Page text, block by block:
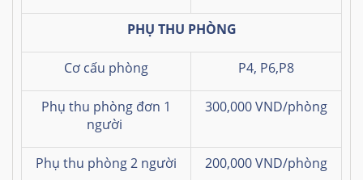
PHỤ THU PHÒNG
Cơ cấu phòng P4, P6,P8
Phụ thu phòng đơn 1
người
300,000 VND/phòng
Phụ thu phòng 2 người 200,000 VND/phòng